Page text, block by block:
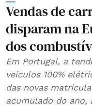
Vendas de
disparam na
dos
Em Portugal, a
veículos 100%
das novas
acumulado do ano,